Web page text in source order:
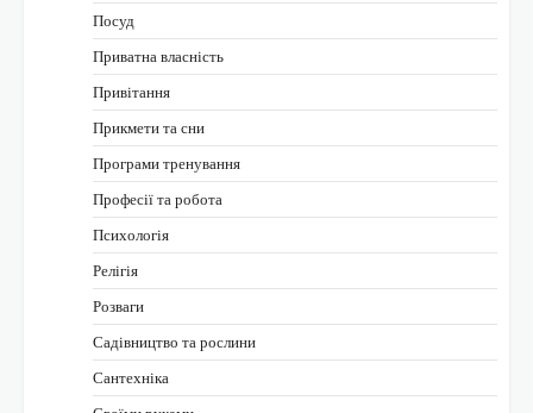
Посуд
Приватна власність
Привітання
Прикмети та сни
Програми тренування
Професії та робота
Психологія
Релігія
Розваги
Садівництво та рослини
Сантехніка